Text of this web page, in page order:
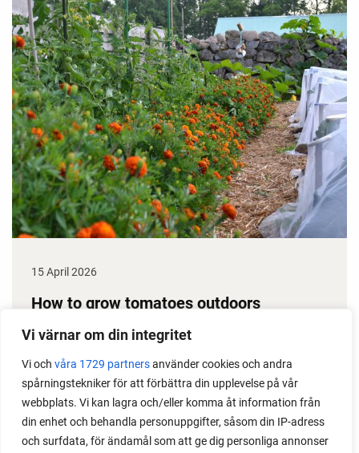
Vi värnar om din integritet
Vi och våra 1729 partnersanvänder cookies och andra
spårningstekniker för att förbättra din upplevelse på vår
webbplats. Vi kan lagra och/eller komma åt information från
din enhet och behandla personuppgifter, såsom din IP-adress
och surfdata, för ändamål som att ge dig personliga annonser
15 April 2026
How to grow tomatoes outdoors
Do you need a greenhouse to grow tomatoes? This
readers. I grow tomatoes outdoors without any
issues. Why not give it a try?